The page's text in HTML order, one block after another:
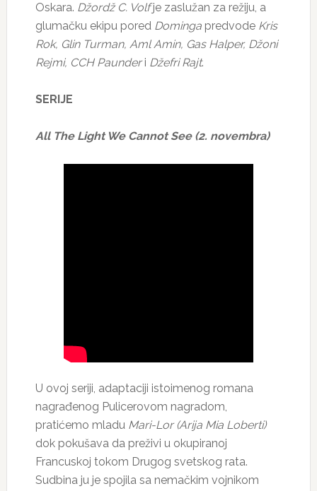
Oskara. Džordž C. Volfje zaslužan za režiju, a
glumačku ekipu pored Domingapredvode Kris
Rok, Glin Turman, Aml Amin, Gas Halper, Džoni
Rejmi, CCH Paunderi Džefri Rajt.
SERIJE
All The Light We Cannot See (2. novembra)
U ovoj seriji, adaptaciji istoimenog romana
nagrađenog Pulicerovom nagradom,
pratićemo mladu Mari-Lor (Arija Mia Loberti)
dok pokušava da preživi u okupiranoj
Francuskoj tokom Drugog svetskog rata.
Sudbina ju je spojila sa nemačkim vojnikom